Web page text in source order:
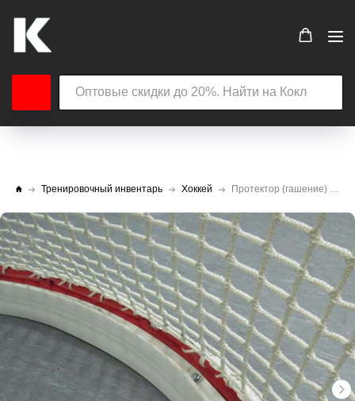
Тренировочный инвентарь Хоккей